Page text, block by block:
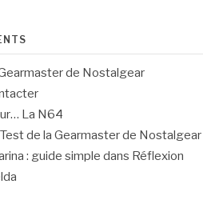
de Nostalgear
La N64
Test de la Gearmaster de Nostalgear
: guide simple dans Réflexion